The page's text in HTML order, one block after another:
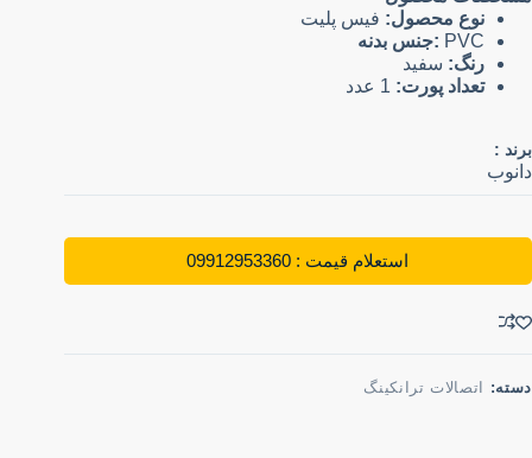
نوع محصول: فیس پلیت
PVC :جنس بدنه
رنگ: سفید
تعداد پورت:
برند :
دانوب
استعلام قیمت : 09912953360
دسته: اتصالات ترانکینگ